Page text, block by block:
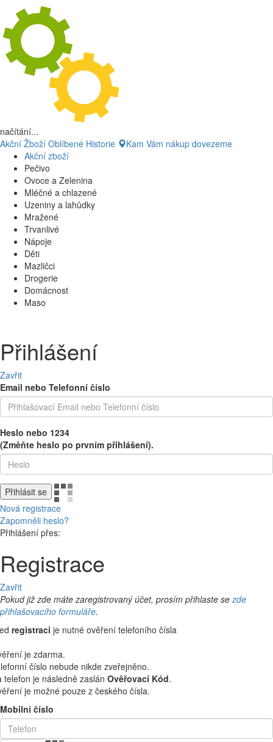
načítání...
Akční Žboží Oblíbené Historie
Kam Vám nákup dovezeme
Akční zboží
Pečivo
Ovoce a Zelenina
Mléčné a chlazené
Uzeniny a lahůdky
Mražené
Trvanlivé
Nápoje
Děti
Mazličci
Drogerie
Domácnost
Maso
Přihlášení
Zavřit
Email nebo Telefonní číslo
Heslo nebo 1234
(Změňte heslo po prvním přihlášení).
Přihlásit se
Nová registrace
Zapomněli heslo?
Přihlášení přes:
Registrace
Zavřit
Pokud již zde máte zaregistrovaný účet, prosím přihlaste se zde
přihlašovacího formuláře.
registraci je nutné ověření telefoního čísla
je zdarma.
číslo nebude nikde zveřejněno.
telefon je následně zaslán Ověřovací Kód.
je možné pouze z českého čísla.
Mobilní číslo